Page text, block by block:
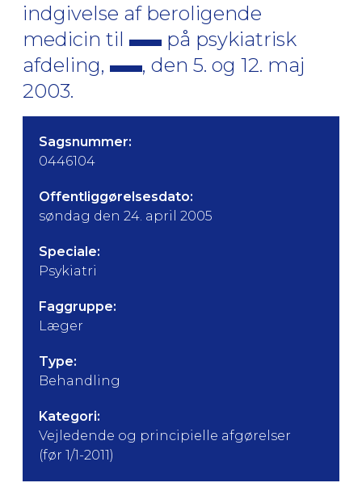
indgivelse af beroligende
medicin til
på psykiatrisk
afdeling,
, den 5. og 12. maj
2003.
Sagsnummer:
0446104
Offentliggørelsesdato:
søndag den 24. april 2005
Speciale:
Psykiatri
Faggruppe:
Læger
Type:
Behandling
Kategori:
Vejledende og principielle afgørelser
(før 1/1-2011)